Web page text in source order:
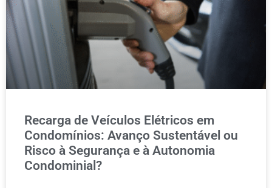
Recarga de Veículos Elétricos em
Condomínios: Avanço Sustentável ou
Risco à Segurança e à Autonomia
Condominial?